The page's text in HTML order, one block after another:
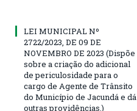
LEI MUNICIPAL Nº
2722/2023, DE 09 DE
NOVEMBRO DE 2023 (Dispõe
sobre a criação do adicional
de periculosidade para o
cargo de Agente de Trânsito
do Município de Jacundá e dá
outras providências.)